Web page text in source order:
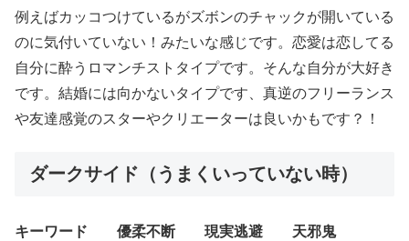
例えばカッコつけているがズボンのチャックが開いている
のに気付いていない！みたいな感じです。恋愛は恋してる
自分に酔うロマンチストタイプです。そんな自分が大好き
です。結婚には向かないタイプです、真逆のフリーランス
や友達感覚のスターやクリエーターは良いかもです？！
ダークサイド（うまくいっていない時）
キーワード 優柔不断 現実逃避 天邪鬼